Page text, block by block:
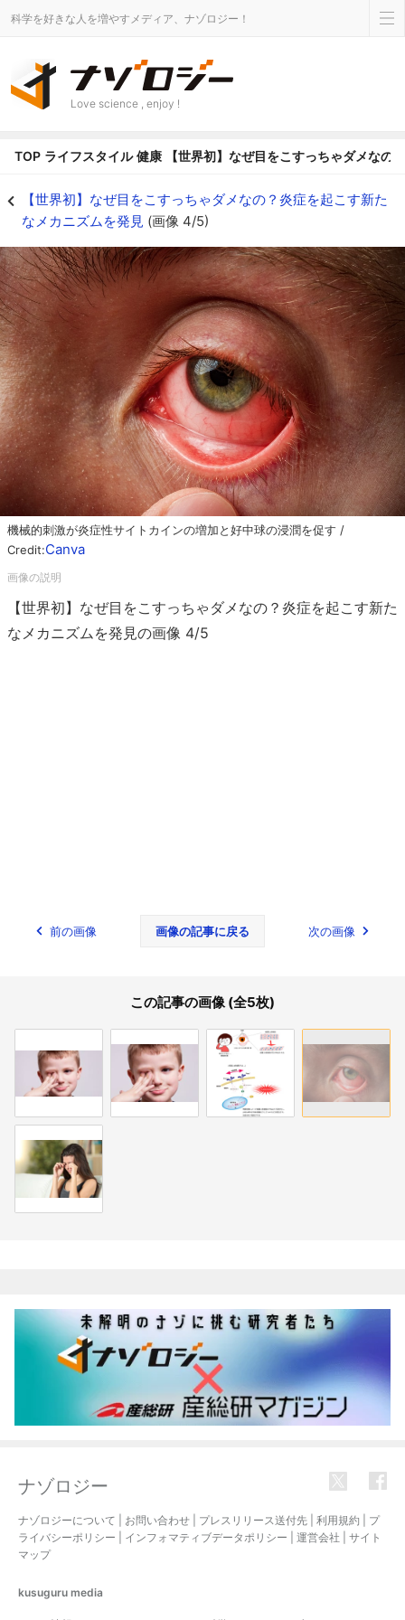
科学を好きな人を増やすメディア、ナゾロジー！
Love science , enjoy !
TOP ライフスタイル 健康 【世界初】なぜ目をこすっちゃダメなの
【世界初】なぜ目をこすっちゃダメなの？炎症を起こす新た
なメカニズムを発見 (画像 4/5)
機械的刺激が炎症性サイトカインの増加と好中球の浸潤を促す /
Credit:Canva
【世界初】なぜ目をこすっちゃダメなの？炎症を起こす新た
なメカニズムを発見の画像 4/5
前の画像 画像の記事に戻る 次の画像
この記事の画像 (全5枚)
ナゾロジー
ナゾロジーについて お問い合わせ プレスリリース送付先 利用規約
プ
ライバシーポリシー
インフォマティブデータポリシー 運営会社
サイト
マップ
kusuguru media